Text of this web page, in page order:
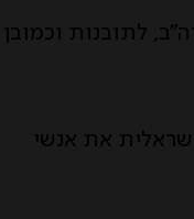
לתובנות וכמובן
את אנשי